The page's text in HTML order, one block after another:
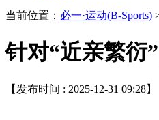
当前位置： 必一·运动(B-Sports)
针对“近亲繁衍
【发布时间 : 2025-12-31 09:28